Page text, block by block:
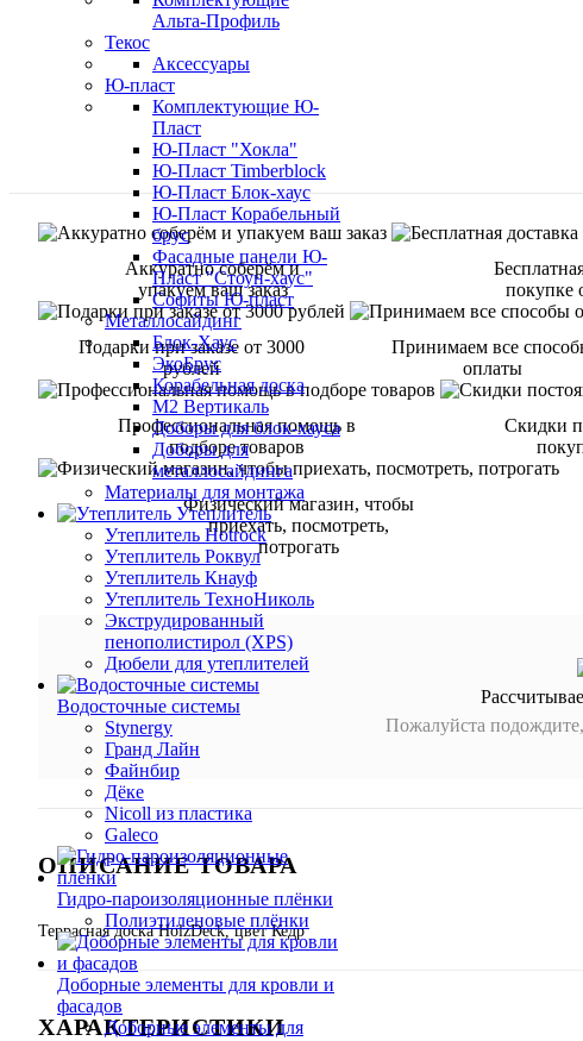
Альта-Профиль
Текос
Аксессуары
Ю-пласт
Комплектующие Ю-
Пласт
Ю-Пласт "Хокла"
Ю-Пласт Timberblock
Ю-Пласт Блок-хаус
Ю-Пласт Корабельный
брус
Фасадные панели Ю-
Пласт "Стоун-хаус"
Софиты Ю-пласт
Металлосайдинг
Блок-Хаус
ЭкоБрус
Корабельная доска
М2 Вертикаль
Доборы для блок-хауса
Доборы для
металлосайдинга
Материалы для монтажа
Утеплитель
Утеплитель Hotrock
Утеплитель Роквул
Утеплитель Кнауф
Утеплитель ТехноНиколь
Экструдированный
пенополистирол (XPS)
Дюбели для утеплителей
Водосточные системы
Stynergy
Гранд Лайн
Файнбир
Дёке
Nicoll из пластика
Galeco
Гидро-пароизоляционные плёнки
Полиэтиленовые плёнки
Доборные элементы для кровли и
фасадов
Доборные элементы для
Аккуратно соберём и
упакуем ваш заказ
покупке
Подарки при заказе от 3000
рублей
Принимаем все
оплаты
Профессиональная помощь в
подборе товаров
Скидки
Физический магазин, чтобы
приехать, посмотреть,
потрогать
Пожалуйста
ОПИСАНИЕ ТОВАРА
Террасная доска HolzDeck, цвет Кедр
ХАРАКТЕРИСТИКИ